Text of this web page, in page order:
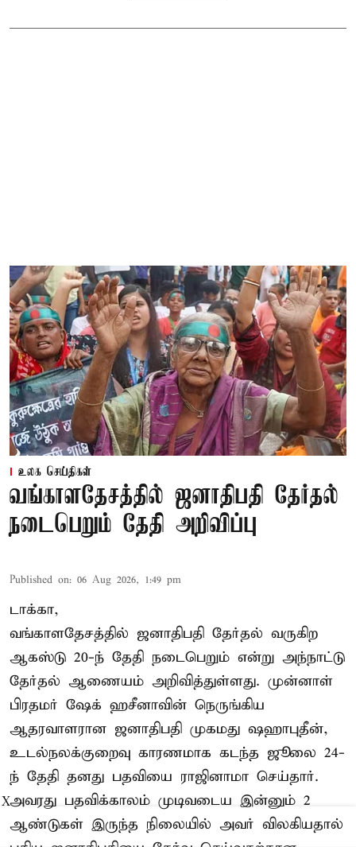
உலக செய்திகள்
வங்காளதேசத்தில் ஜனாதிபதி தேர்தல்
நடைபெறும் தேதி அறிவிப்பு
Published on: 06 Aug 2026, 1:49 pm
டாக்கா,
வங்காளதேசத்தில் ஜனாதிபதி தேர்தல் வருகிற
ஆகஸ்டு 20-ந் தேதி நடைபெறும் என்று அந்நாட்டு
தேர்தல் ஆணையம் அறிவித்துள்ளது. முன்னாள்
பிரதமர் ஷேக் ஹசீனாவின் நெருங்கிய
ஆதரவாளரான ஜனாதிபதி முகமது ஷஹாபுதீன்,
உடல்நலக்குறைவு காரணமாக கடந்த ஜூலை 24-
ந் தேதி தனது பதவியை ராஜினாமா செய்தார்.
அவரது பதவிக்காலம் முடிவடைய இன்னும் 2
ஆண்டுகள் இருந்த நிலையில் அவர் விலகியதால்
X